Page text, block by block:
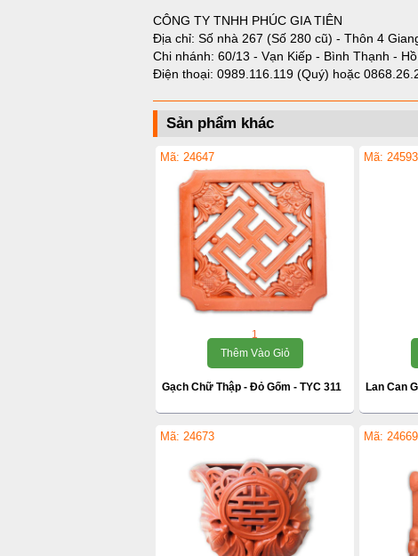
CÔNG TY TNHH PHÚC GIA TIÊN
Địa chỉ: Số nhà 267 (Số 280 cũ) - Thôn 4
Chi nhánh: 60/13 - Vạn Kiếp - Bình Thạnh -
Điện thoại: 0989.116.119 (Quý) hoặc
Sản phẩm khác
Mã: 24647
1
Thêm Vào Giỏ
Gạch Chữ Thập - Đỏ Gốm - TYC 311
Mã: 24593
Lan Can
Mã: 24673 Mã: 24669